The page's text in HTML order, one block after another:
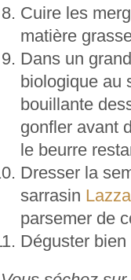
Cuire les
matière
Dans un
biologique au
bouillante
gonfler avant
le beurre
Dresser la
sarrasin
parsemer de
Déguster bien